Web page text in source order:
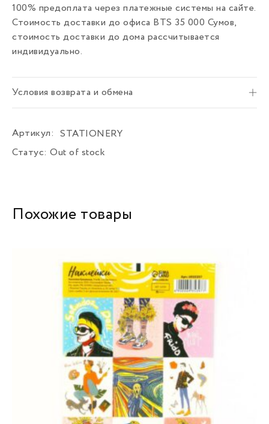
100% предоплата через платежные системы на сайте.
Стоимость доставки до офиса BTS 35 000 Сумов,
стоимость доставки до дома рассчитывается
индивидуально.
Условия возврата и обмена
Артикул:
STATIONERY
Статус: Out of stock
Похожие товары